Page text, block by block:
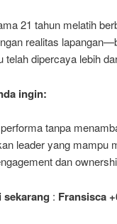
21 tahun melatih
realitas
telah dipercaya lebih
ingin:
tanpa
leader yang mampu
dan
: Fransisca